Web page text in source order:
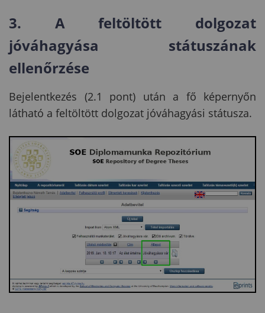
3. A feltöltött dolgozat
jóváhagyása státuszának
ellenőrzése
Bejelentkezés (2.1 pont) után a fő képernyőn
látható a feltöltött dolgozat jóváhagyási státusza.